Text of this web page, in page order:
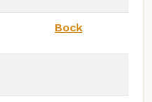
Bock